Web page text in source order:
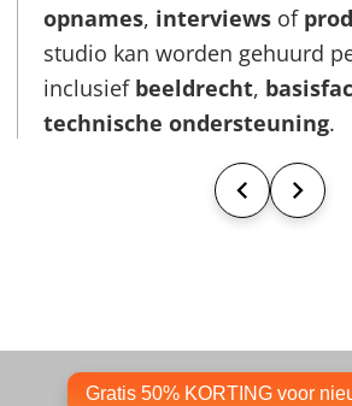
opnames, interviews of
studio kan worden gehuurd
inclusief beeldrecht,
technische ondersteuning.
Gratis 50% KORTING voor